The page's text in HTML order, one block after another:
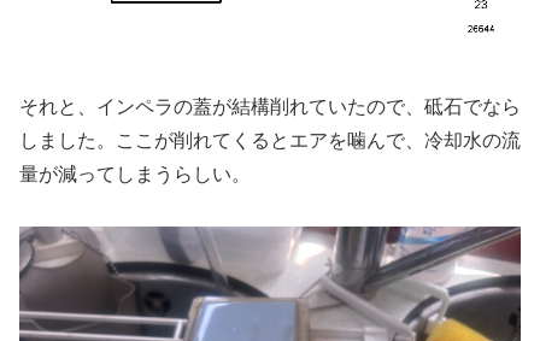
それと、インペラの蓋が結構削れていたので、砥石でなら
しました。ここが削れてくるとエアを噛んで、冷却水の流
量が減ってしまうらしい。